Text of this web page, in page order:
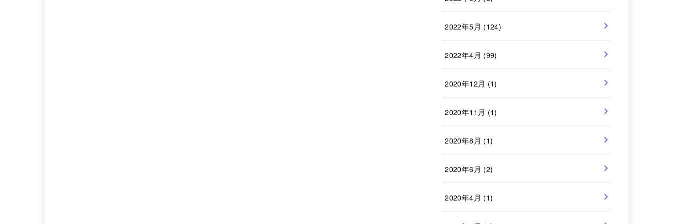
2022年5月 (124)
2022年4月 (99)
2020年12月 (1)
2020年11月 (1)
2020年8月 (1)
2020年6月 (2)
2020年4月 (1)